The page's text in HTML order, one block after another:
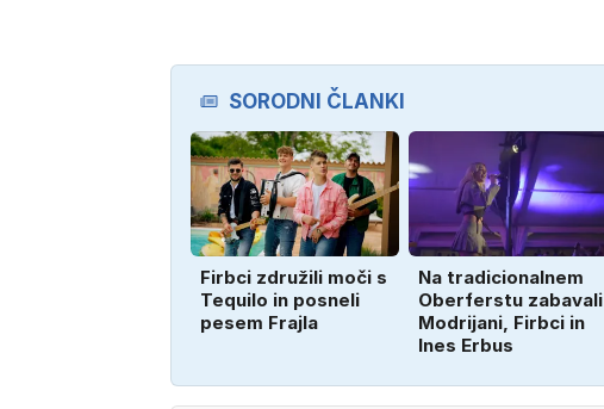
SORODNI ČLANKI
Firbci združili moči s
Tequilo in posneli
pesem Frajla
Na tradicionalnem
Oberferstu zabavali
Modrijani, Firbci in
Ines Erbus